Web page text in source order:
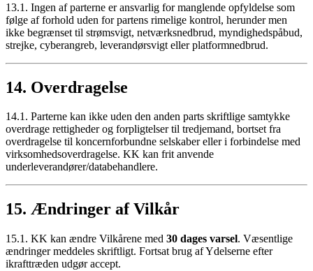
13.1. Ingen af parterne er ansvarlig for manglende opfyldelse som
følge af forhold uden for partens rimelige kontrol, herunder men
ikke begrænset til strømsvigt, netværksnedbrud, myndighedspåbud,
strejke, cyberangreb, leverandørsvigt eller platformnedbrud.
14. Overdragelse
14.1. Parterne kan ikke uden den anden parts skriftlige samtykke
overdrage rettigheder og forpligtelser til tredjemand, bortset fra
overdragelse til koncernforbundne selskaber eller i forbindelse med
virksomhedsoverdragelse. KK kan frit anvende
underleverandører/databehandlere.
15. Ændringer af Vilkår
15.1. KK kan ændre Vilkårene med 30 dages varsel. Væsentlige
ændringer meddeles skriftligt. Fortsat brug af Ydelserne efter
ikrafttræden udgør accept.